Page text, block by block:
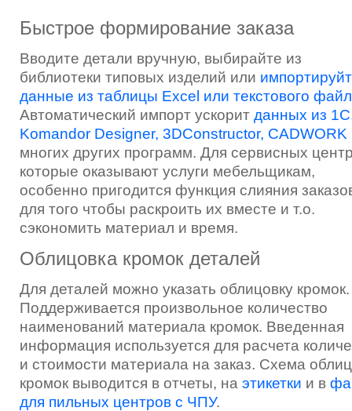
Быстрое формирование заказа
Вводите детали вручную, выбирайте из
библиотеки типовых изделий или
данные из таблицы Excel или текстового
Автоматический импорт ускорит данных из
Komandor Designer, 3DConstructor, CADWORK
многих других программ. Для сервисных
которые оказывают услуги мебельщикам,
особенно пригодится функция слияния
для того чтобы раскроить их вместе и т.о.
сэкономить материал и время.
Облицовка кромок деталей
Для деталей можно указать облицовку кромок.
Поддерживается произвольное количество
наименований материала кромок. Введенная
информация используется для расчета
и стоимости материала на заказ. Схема
кромок выводится в отчеты, на этикетки и в
для пильных центров с ЧПУ.